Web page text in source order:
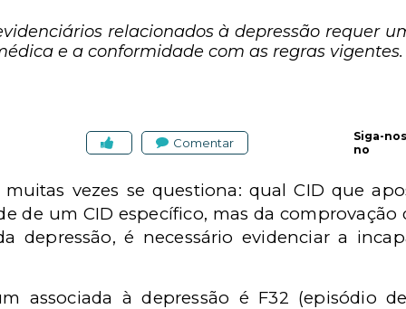
relacionados à depressão requer
e a conformidade com as regras vigentes.
Comentar
Siga-nos
no
vezes se questiona: qual CID que
de um CID específico, mas da
depressão, é necessário evidenciar a
associada à depressão é F32 (episódio